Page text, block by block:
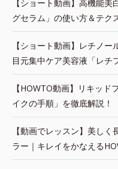
【ショート動画】高機能
グセラム」の使い方＆テク
【ショート動画】レチノ
目元集中ケア美容液「レチ
【HOWTO動画】リキッド
イクの手順」を徹底解説！
【動画でレッスン】美し
ラー｜キレイをかなえる